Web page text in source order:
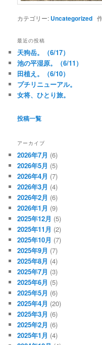
カテゴリー: Uncategorized
最近の投稿
天狗岳。（6/17）
池の平湿原。（6/11）
田植え。（6/10）
プチリニューアル。
女将、ひとり旅。
投稿一覧
アーカイブ
2026年7月 (6)
2026年5月 (5)
2026年4月 (7)
2026年3月 (4)
2026年2月 (6)
2026年1月 (9)
2025年12月 (5)
2025年11月 (2)
2025年10月 (7)
2025年9月 (7)
2025年8月 (4)
2025年7月 (3)
2025年6月 (5)
2025年5月 (6)
2025年4月 (20)
2025年3月 (6)
2025年2月 (6)
2025年1月 (4)